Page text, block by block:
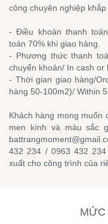
công chuyên nghiệp
- Điều khoản thanh
toán 70% khi giao hàng.
- Phương thức thanh
chuyển khoản/ In cash or
- Thời gian giao hàng/
hàng 50-100m2)/ Within
Khách hàng mong muốn
men kính và màu sắc
432 234 / 0963 432
xuất cho công trình của
MỨC